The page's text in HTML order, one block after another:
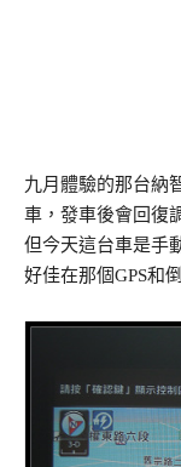
九月體驗的那台納
車，發車後會回復
但今天這台車是手
好佳在那個GPS和